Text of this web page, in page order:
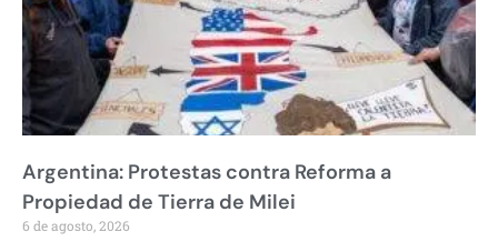
Argentina: Protestas contra Reforma a
Propiedad de Tierra de Milei
6 de agosto, 2026